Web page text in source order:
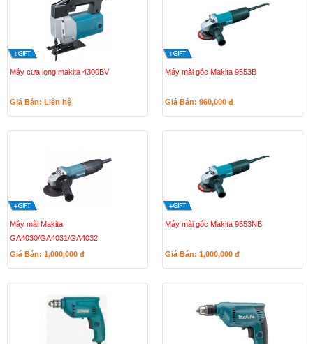
Máy cưa lọng makita 4300BV
Giá Bán: Liên hệ
Máy mài góc Makita 9553B
Giá Bán: 960,000 đ
Máy mài Makita
GA4030/GA4031/GA4032
Giá Bán: 1,000,000 đ
Máy mài góc Makita 9553NB
Giá Bán: 1,000,000 đ